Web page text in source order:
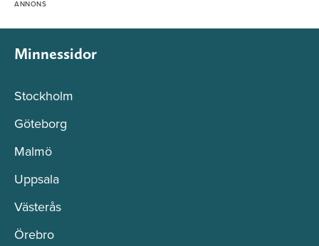
Minnessidor
Stockholm
Göteborg
Malmö
Uppsala
Västerås
Örebro